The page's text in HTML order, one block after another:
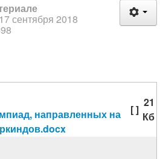
сентября 2018
направленных на
[ ]
21
Кб